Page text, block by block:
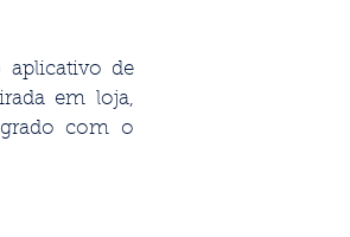
aplicativo de
em loja,
com o